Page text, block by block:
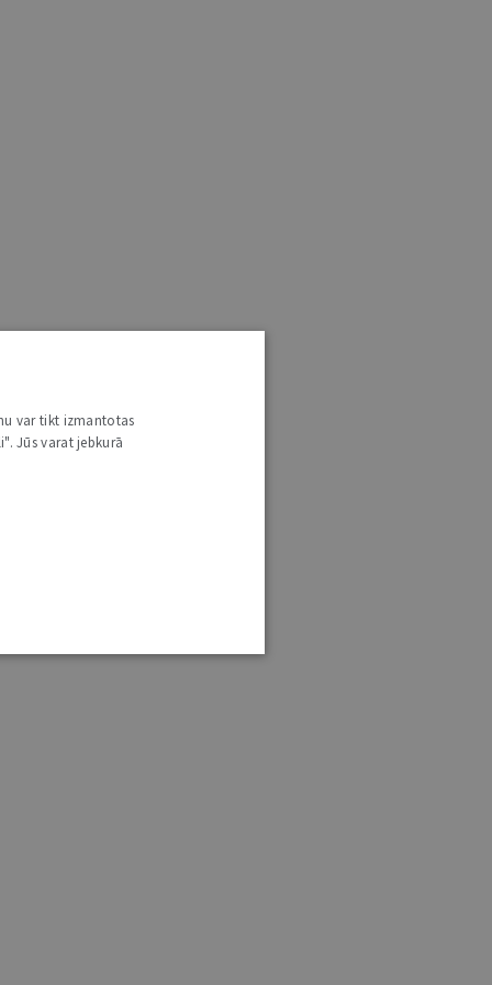
var tikt izmantotas
Jūs varat jebkurā